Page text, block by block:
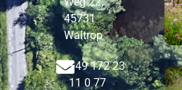
45731
Waltrop
+49 172 23
11 0 77